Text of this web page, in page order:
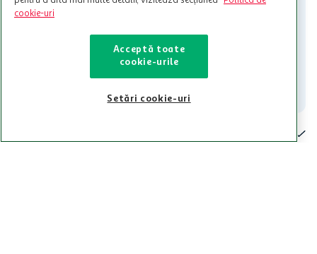
Contacteaza-ne!
021-9141 contact@auchan.ro
Contact
cookie-uri
Acceptă toate
cookie-urile
Setări cookie-uri